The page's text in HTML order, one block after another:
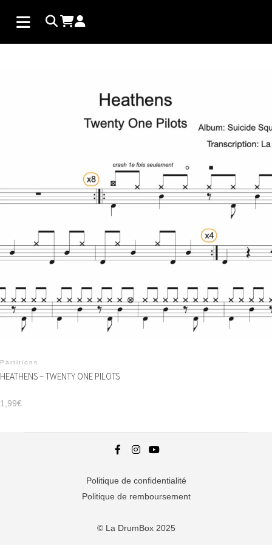
Partitions
HEATHENS – TWENTY ONE PILOTS
1,99€
Politique de confidentialité
Politique de remboursement
© La DrumBox 2025